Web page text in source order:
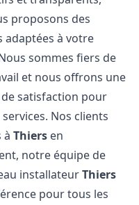
proposons des
adaptées à votre
sommes fiers de
et nous offrons une
satisfaction pour
Nos clients
àThiers en
notre équipe de
installateurThiers
pour tous les